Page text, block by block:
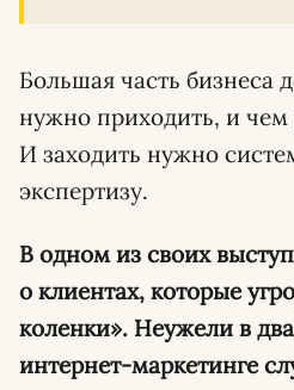
Большая часть бизнеса
нужно приходить, и
И заходить нужно
экспертизу.
В одном из своих
о клиентах, которые
коленки». Неужели в
интернет-маркетинге